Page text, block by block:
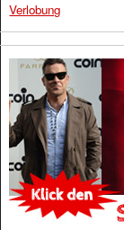
Verlobung